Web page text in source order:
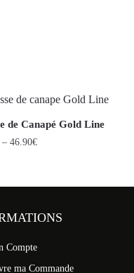
de Canapé Gold Line
46.90€
Compte
ma Commande